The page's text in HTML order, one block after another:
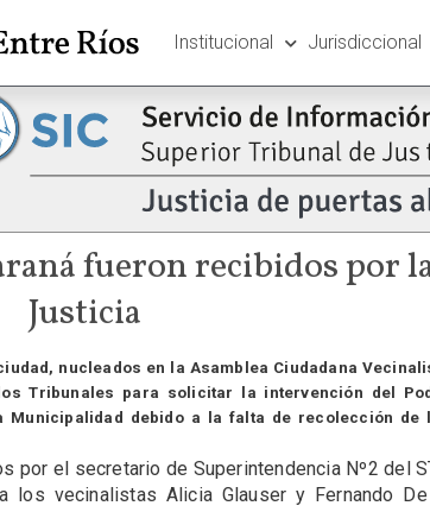
Institucional Jurisdiccional
fueron recibidos por
Justicia
nucleados en la Asamblea Ciudadana
Tribunales para solicitar la intervención del
debido a la falta de recolección de
por el secretario de Superintendencia Nº2 del
los vecinalistas Alicia Glauser y Fernando